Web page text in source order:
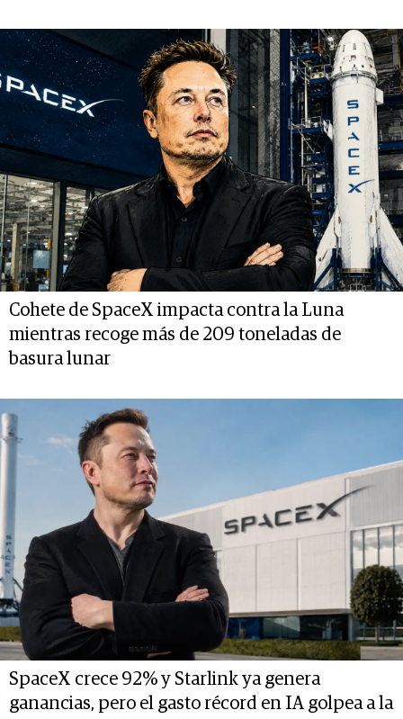
Cohete de SpaceX impacta contra la Luna
mientras recoge más de 209 toneladas de
basura lunar
SpaceX crece 92% y Starlink ya genera
ganancias, pero el gasto récord en IA golpea a la